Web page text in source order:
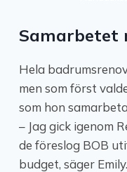
Samarbetet
Hela
men som först
som hon
– Jag gick igenom
de föreslog BOB
budget, säger Emily.